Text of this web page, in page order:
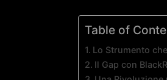
Table of
Lo Strumento
Il Gap con